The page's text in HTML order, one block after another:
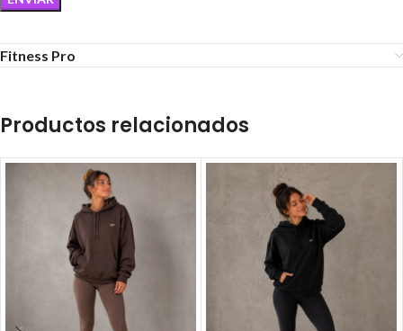
Fitness Pro
Productos relacionados